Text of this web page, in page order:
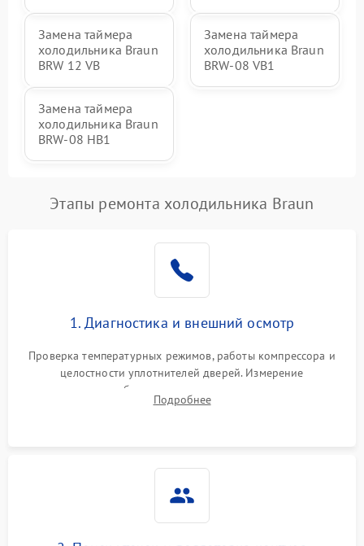
Замена таймера
холодильника Braun
BRW 12 VB
Замена таймера
холодильника Braun
BRW-08 VB1
Замена таймера
холодильника Braun
BRW-08 HB1
Этапы ремонта холодильника Braun
1. Диагностика и внешний осмотр
Проверка температурных режимов, работы компрессора и
целостности уплотнителей дверей. Измерение
сопротивления обмоток мотора, проверка термостата и
считывание кодов ошибок с электронного дисплея.
Подробнее